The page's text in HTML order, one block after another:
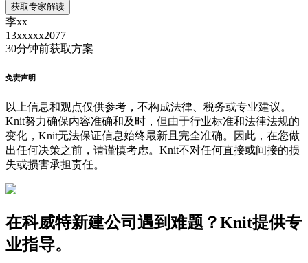
获取专家解读
李xx
13xxxxx2077
30分钟前获取方案
免责声明
以上信息和观点仅供参考，不构成法律、税务或专业建议。
Knit努力确保内容准确和及时，但由于行业标准和法律法规的
变化，Knit无法保证信息始终最新且完全准确。因此，在您做
出任何决策之前，请谨慎考虑。Knit不对任何直接或间接的损
失或损害承担责任。
在科威特新建公司遇到难题？Knit提供专
业指导。